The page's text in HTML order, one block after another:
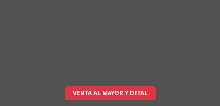
VENTA AL MAYOR Y DETAL